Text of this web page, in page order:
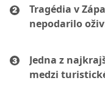
Tragédia v
nepodarilo
Jedna z
medzi